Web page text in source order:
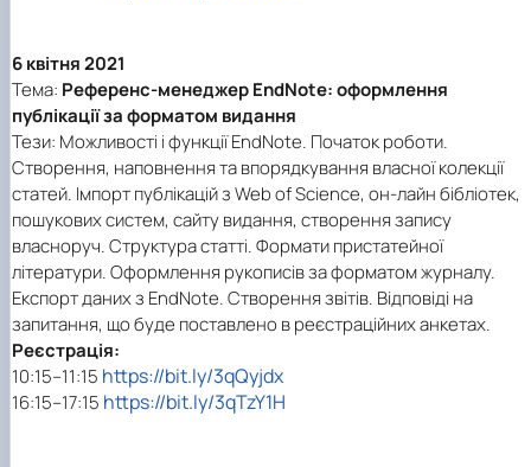
6 квітня 2021
Тема: Референс-менеджер EndNote: оформлення
публікації за форматом видання
Тези: Можливості і функції EndNote. Початок роботи.
Створення, наповнення та впорядкування власної колекції
статей. Імпорт публікацій з Web of Science, он-лайн бібліотек,
пошукових систем, сайту видання, створення запису
власноруч. Структура статті. Формати пристатейної
літератури. Оформлення рукописів за форматом журналу.
Експорт даних з EndNote. Створення звітів. Відповіді на
запитання, що буде поставлено в реєстраційних анкетах.
Реєстрація:
10:15–11:15 https://bit.ly/3qQyjdx
16:15–17:15 https://bit.ly/3qTzY1H